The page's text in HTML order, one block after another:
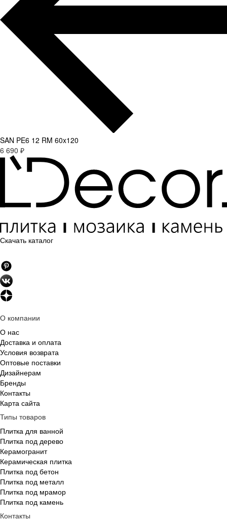
SAN PE6 12 RM 60x120
6 690 ₽
Скачать каталог
О компании
О нас
Доставка и оплата
Условия возврата
Оптовые поставки
Дизайнерам
Бренды
Контакты
Карта сайта
Типы товаров
Плитка для ванной
Плитка под дерево
Керамогранит
Керамическая плитка
Плитка под бетон
Плитка под металл
Плитка под мрамор
Плитка под камень
Контакты